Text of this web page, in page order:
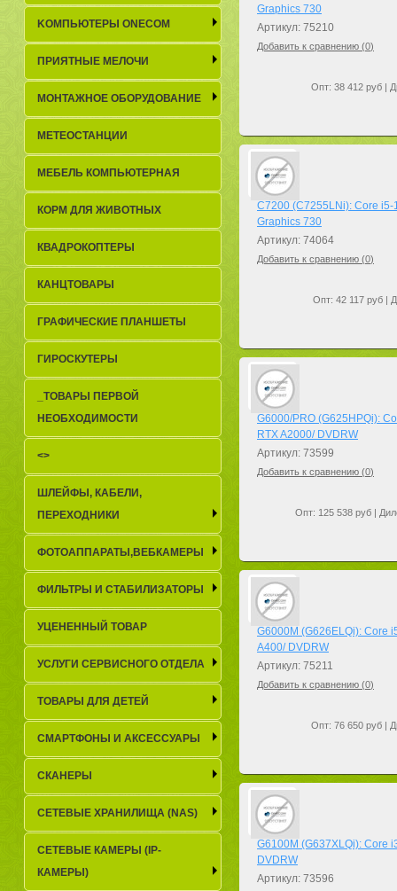
Graphics 730
Артикул: 75210
Добавить к сравнению (0)
Опт: 38 412 руб |
C7200 (C7255LNi): Core
Graphics 730
Артикул: 74064
Добавить к сравнению (0)
Опт: 42 117 руб |
G6000/PRO (G625HPQi):
RTX A2000/ DVDRW
Артикул: 73599
Добавить к сравнению (0)
Опт: 125 538 руб |
G6000M (G626ELQi): Core
A400/ DVDRW
Артикул: 75211
Добавить к сравнению (0)
Опт: 76 650 руб |
G6100M (G637XLQi): Core
DVDRW
Артикул: 73596
KОМПЬЮТЕРЫ ONECOM
ПРИЯТНЫЕ МЕЛОЧИ
МОНТАЖНОЕ ОБОРУДОВАНИЕ
МЕТЕОСТАНЦИИ
МЕБЕЛЬ КОМПЬЮТЕРНАЯ
КОРМ ДЛЯ ЖИВОТНЫХ
КВАДРОКОПТЕРЫ
КАНЦТОВАРЫ
ГРАФИЧЕСКИЕ ПЛАНШЕТЫ
ГИРОСКУТЕРЫ
_TОВАРЫ ПЕРВОЙ
НЕОБХОДИМОСТИ
<>
ШЛЕЙФЫ, КАБЕЛИ,
ПЕРЕХОДНИКИ
ФОТОАППАРАТЫ,ВЕБКАМЕРЫ
ФИЛЬТРЫ И СТАБИЛИЗАТОРЫ
УЦЕНЕННЫЙ ТОВАР
УСЛУГИ СЕРВИСНОГО ОТДЕЛА
ТОВАРЫ ДЛЯ ДЕТЕЙ
СМАРТФОНЫ И АКСЕССУАРЫ
СКАНЕРЫ
СЕТЕВЫЕ ХРАНИЛИЩА (NAS)
СЕТЕВЫЕ КАМЕРЫ (IP-
КАМЕРЫ)